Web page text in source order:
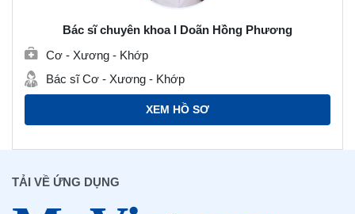
Bác sĩ chuyên khoa I Doãn Hồng Phương
Cơ - Xương - Khớp
Bác sĩ Cơ - Xương - Khớp
XEM HỒ SƠ
TẢI VỀ ỨNG DỤNG